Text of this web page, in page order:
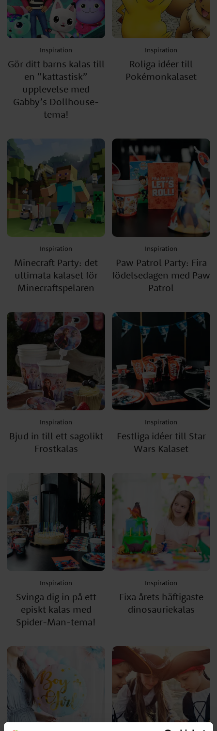
Inspiration
Gör ditt barns kalas till
en ”kattastisk”
upplevelse med
Gabby’s Dollhouse-
tema!
Inspiration
Roliga idéer till
Pokémonkalaset
Inspiration
Minecraft Party: det
ultimata kalaset för
Minecraftspelaren
Inspiration
Paw Patrol Party: Fira
födelsedagen med Paw
Patrol
Inspiration
Bjud in till ett sagolikt
Frostkalas
Inspiration
Festliga idéer till Star
Wars Kalaset
Inspiration
Svinga dig in på ett
episkt kalas med
Spider-Man-tema!
Inspiration
Fixa årets häftigaste
dinosauriekalas